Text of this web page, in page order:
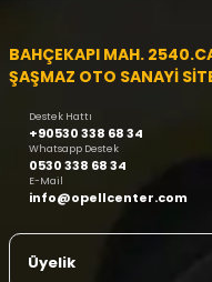
BAHÇEKAPI MAH.
ŞAŞMAZ OTO SANAYİ
Destek Hattı
+90530 338 68 34
Whatsapp Destek
0530 338 68 34
E-Mail
info@opellcenter.com
Üyelik